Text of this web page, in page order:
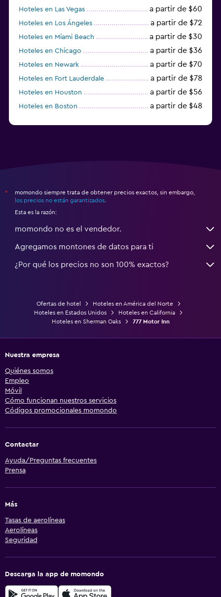
Hoteles en Las Vegas a partir de $60
Hoteles en Los Ángeles a partir de $72
Hoteles en Miami Beach a partir de $30
Hoteles en Chicago a partir de $36
Hoteles en Newark a partir de $70
Hoteles en Fort Lauderdale a partir de $78
Hoteles en Houston a partir de $56
Hoteles en Boston a partir de $48
*
momondo siempre trata de obtener precios exactos, sin embargo,
los precios no están garantizados
Esta es la razón:
momondo no es el vendedor.
Agregamos montones de datos para ti
¿Por qué los precios no son 100% exactos?
Ofertas de hotel
Hoteles en América del Norte
Hoteles en Estados Unidos
Hoteles en California
Hoteles en Sherman Oaks
777 Motor Inn
Nuestra empresa
Quiénes somos
Empleo
Móvil
Cómo funcionan nuestros servicios
Códigos promocionales momondo
Contactar
Ayuda/Preguntas frecuentes
Prensa
Más
Tasas de aerolíneas
Aerolíneas
Seguridad
Descarga la app de momondo